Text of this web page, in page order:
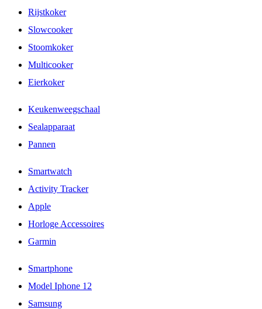
Rijstkoker
Slowcooker
Stoomkoker
Multicooker
Eierkoker
Keukenweegschaal
Sealapparaat
Pannen
Smartwatch
Activity Tracker
Apple
Horloge Accessoires
Garmin
Smartphone
Model Iphone 12
Samsung